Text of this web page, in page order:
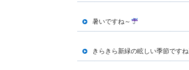
暑いですね～
きらきら新緑の眩しい季節ですね